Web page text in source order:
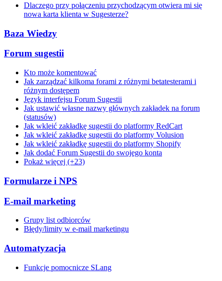
Dlaczego przy połączeniu przychodzącym otwiera mi się
nowa karta klienta w Sugesterze?
Baza Wiedzy
Forum sugestii
Kto może komentować
Jak zarządzać kilkoma forami z różnymi betatesterami i
różnym dostępem
Język interfejsu Forum Sugestii
Jak ustawić własne nazwy głównych zakładek na forum
(statusów)
Jak wkleić zakładkę sugestii do platformy RedCart
Jak wkleić zakładkę sugestii do platformy Volusion
Jak wkleić zakładkę sugestii do platformy Shopify
Jak dodać Forum Sugestii do swojego konta
Pokaż więcej (+23)
Formularze i NPS
E-mail marketing
Grupy list odbiorców
Błędy/limity w e-mail marketingu
Automatyzacja
Funkcje pomocnicze SLang